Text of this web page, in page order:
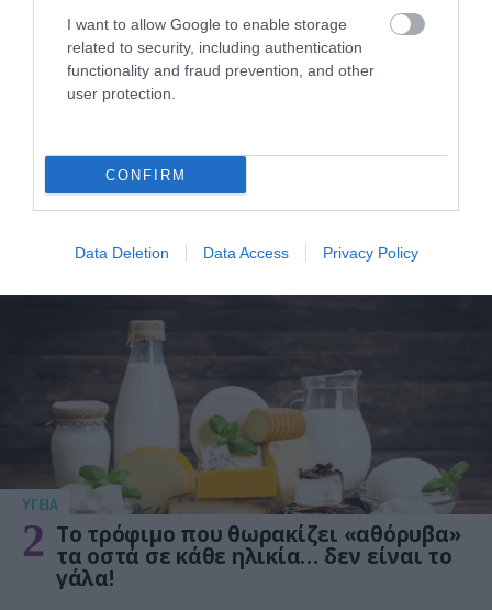
I want to allow Google to enable storage
related to security, including authentication
functionality and fraud prevention, and other
user protection.
CONFIRM
Data Deletion Data Access Privacy Policy
ΥΓΕΙΑ
Αυτό είναι το θαυματουργό έλαιο που
προστατεύει από το Αλτχάιμερ
ΥΓΕΙΑ
2 Το τρόφιμο που θωρακίζει «αθόρυβα»
τα οστά σε κάθε ηλικία… δεν είναι το
γάλα!